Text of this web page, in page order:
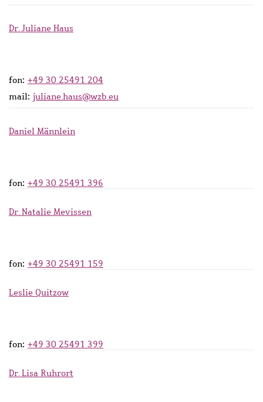
Dr. Juliane Haus
fon: +49 30 25491 204
mail: juliane.haus@wzb.eu
Daniel Männlein
fon: +49 30 25491 396
Dr. Natalie Mevissen
fon: +49 30 25491 159
Leslie Quitzow
fon: +49 30 25491 399
Dr. Lisa Ruhrort